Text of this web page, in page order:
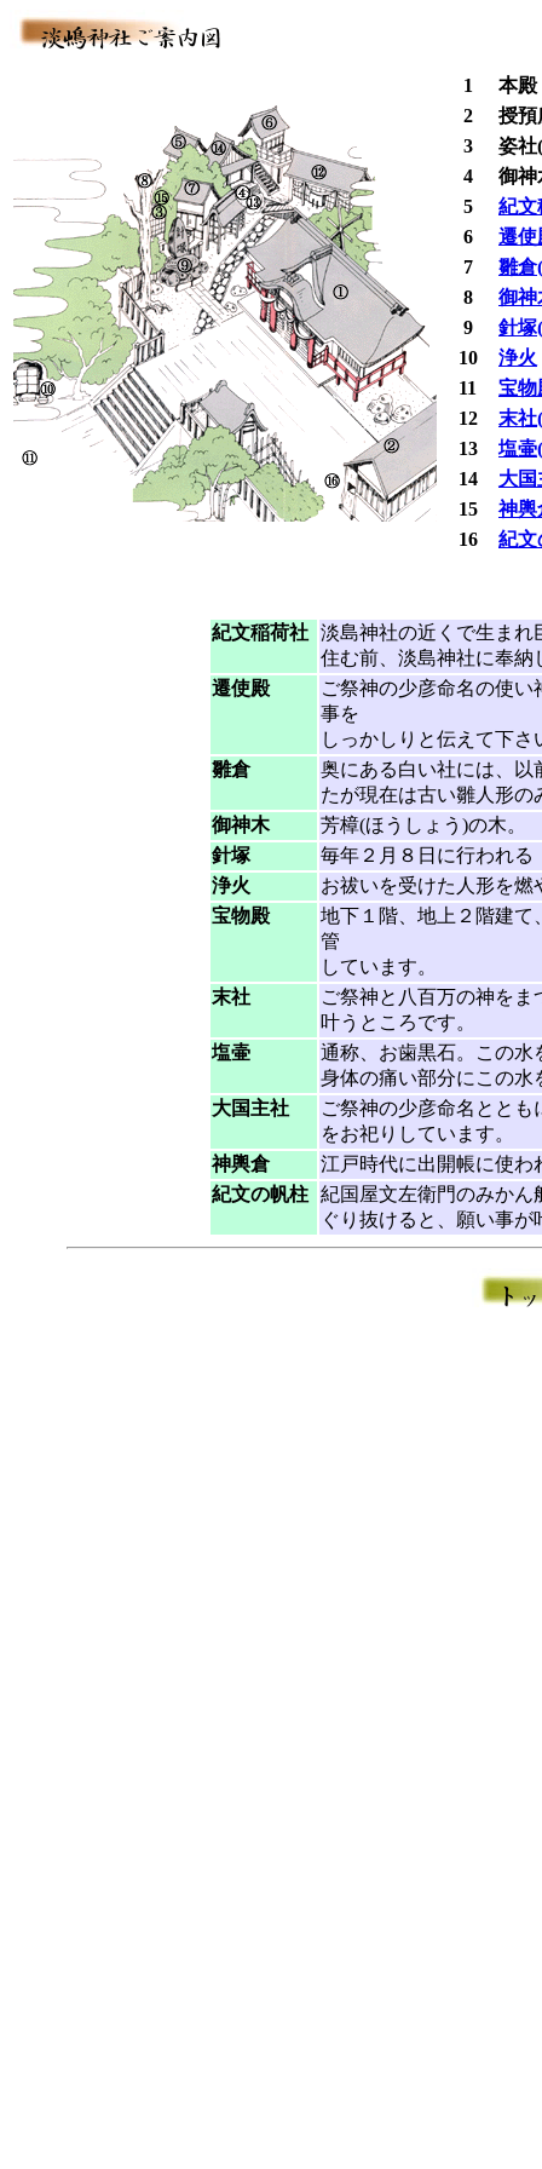
1
本殿
2
授預
3
姿社
4
御神
5
紀文
6
遷使
7
雛倉
8
御神
9
針塚
10
浄火
11
宝物
12
末社
13
塩壷
14
大国
15
神輿
16
紀文
紀文稲荷社 淡島神社の近くで生まれ
住む前、淡島神社に奉納
遷使殿
ご祭神の少彦命名の使
事を
しっかしりと伝えて下
雛倉
奥にある白い社には、以
たが現在は古い雛人形の
御神木
芳樟(ほうしょう)の木。
針塚
毎年２月８日に行われる
浄火
お祓いを受けた人形を燃
宝物殿
地下１階、地上２階建て
管
しています。
末社
ご祭神と八百万の神を
叶うところです。
塩壷
通称、お歯黒石。この水
身体の痛い部分にこの水
大国主社
ご祭神の少彦命名とと
をお祀りしています。
神輿倉
江戸時代に出開帳に使わ
紀文の帆柱 紀国屋文左衛門のみかん
ぐり抜けると、願い事